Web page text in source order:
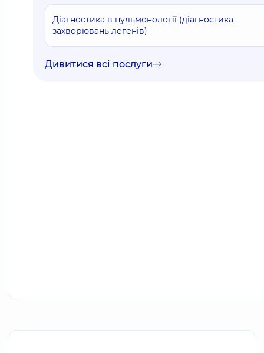
Діагностика в пульмонології (діагностика
захворювань легенів)
Дивитися всі послуги